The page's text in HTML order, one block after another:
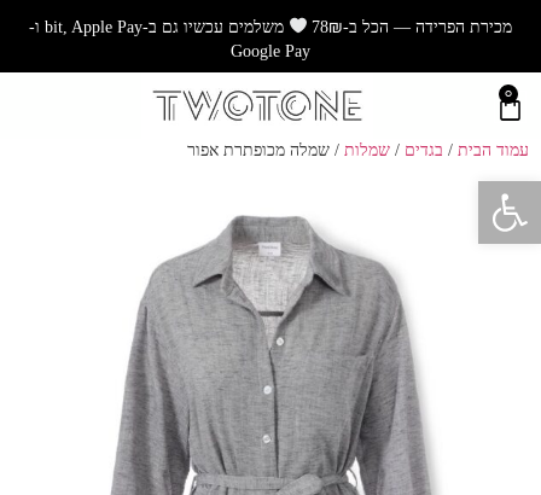
מכירת הפרידה — הכל ב-78₪
משלמים עכשיו גם ב-bit, Apple Pay ו-
Google Pay
0
עמוד הבית / בגדים / שמלות / שמלה מכופתרת אפור
פתח סרגל נגישות